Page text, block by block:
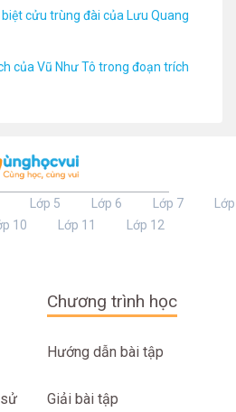
cửu trùng đài của Lưu Quang
của Vũ Như Tô trong đoạn trích
Lớp 5 Lớp 6 Lớp 7
Lớp
10 Lớp 11 Lớp 12
Chương trình học
Hướng dẫn bài tập
Giải bài tập